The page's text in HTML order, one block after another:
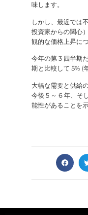
味します。
しかし、最近では
投資家からの関心
観的な価格上昇に
今年の第 3 四半期
期と比較して 5% (
大幅な需要と供給
今後 5 ～ 6 年、そ
能性があることを